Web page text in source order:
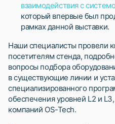
взаимодействия с
который впервые был
рамках данной выставки.
Наши специалисты провели
посетителям стенда,
вопросы подбора
в существующие линии и
специализированного
обеспечения уровней L2 и
компаний OS-Tech.